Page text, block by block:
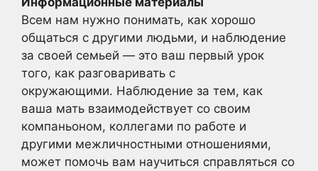
Всем нам нужно понимать, как хорошо
общаться с другими людьми, и наблюдение
за своей семьей — это ваш первый урок
того, как разговаривать с
окружающими. Наблюдение за тем, как
ваша мать взаимодействует со своим
компаньоном, коллегами по работе и
другими межличностными отношениями,
может помочь вам научиться справляться со